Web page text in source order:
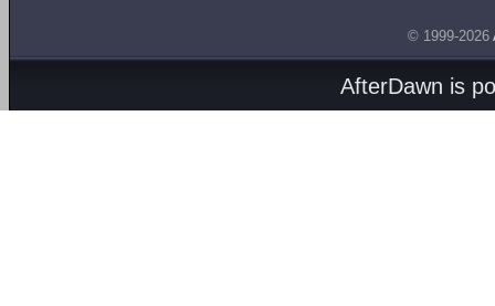
© 1999-2026
AfterDawn is